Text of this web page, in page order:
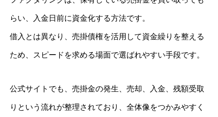
らい、入金日前に資金化する方法です。
借入とは異なり、売掛債権を活用して資金繰りを整える
ため、スピードを求める場面で選ばれやすい手段です。
公式サイトでも、売掛金の発生、売却、入金、残額受取
りという流れが整理されており、全体像をつかみやすく